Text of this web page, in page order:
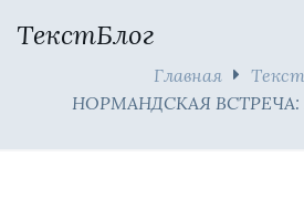
ТекстБлог
Главная
НОРМАНДСКАЯ ВСТРЕЧА: